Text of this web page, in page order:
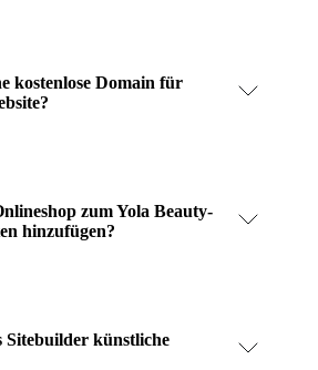
kostenlose Domain für
zum Yola Beauty-
hinzufügen?
Sitebuilder künstliche